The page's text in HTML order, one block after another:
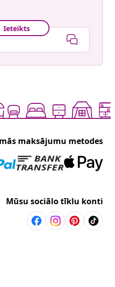
Ieteikts
maksājumu metodes
Mūsu sociālo tīklu konti